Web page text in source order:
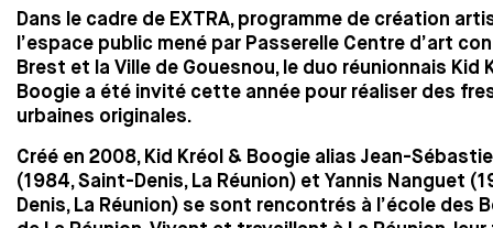
Dans le cadre de EXTRA, programme de création
l’espace public mené par Passerelle Centre d’art
Brest et la Ville de Gouesnou, le duo réunionnais Kid
Boogie a été invité cette année pour réaliser des
urbaines originales.
Créé en 2008, Kid Kréol & Boogie alias Jean-
(1984, Saint-Denis, La Réunion) et Yannis Nanguet
Denis, La Réunion) se sont rencontrés à l’école des